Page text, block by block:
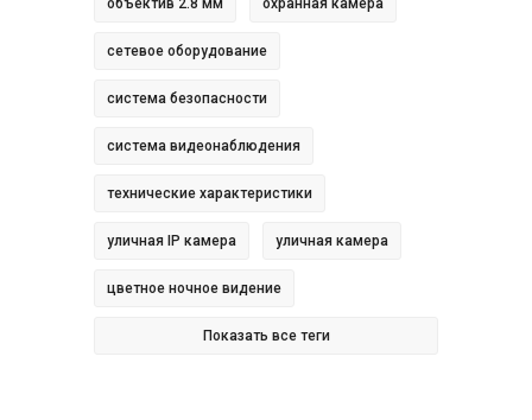
объектив 2.8 мм охранная камера
сетевое оборудование
система безопасности
система видеонаблюдения
технические характеристики
уличная IP камера уличная камера
цветное ночное видение
Показать все теги